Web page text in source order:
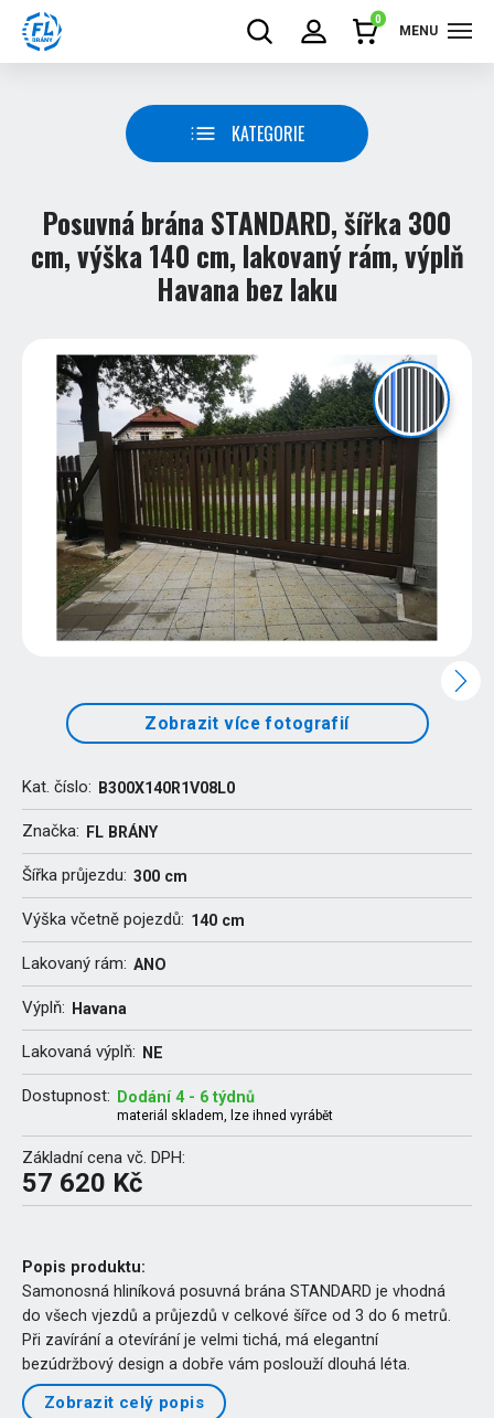
0
MENU
KATEGORIE
Posuvná brána STANDARD, šířka 300
cm, výška 140 cm, lakovaný rám, výplň
Havana bez laku
Zobrazit více fotografií
Kat. číslo: B300X140R1V08L0
Značka: FL BRÁNY
Šířka průjezdu: 300 cm
Výška včetně pojezdů: 140 cm
Lakovaný rám: ANO
Výplň: Havana
Lakovaná výplň: NE
Dostupnost: Dodání 4 - 6 týdnů
materiál skladem, lze ihned vyrábět
Základní cena vč. DPH:
57 620 Kč
Popis produktu:
Samonosná hliníková posuvná brána STANDARD je vhodná
do všech vjezdů a průjezdů v celkové šířce od 3 do 6 metrů.
Při zavírání a otevírání je velmi tichá, má elegantní
bezúdržbový design a dobře vám poslouží dlouhá léta.
Zobrazit celý popis